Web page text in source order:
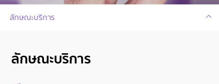
ลักษณะบริการ
ลักษณะบริการ